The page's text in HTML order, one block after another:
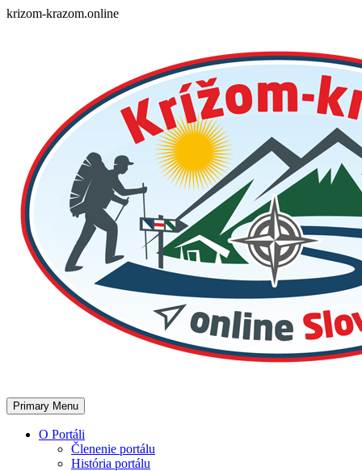
Skip
krizom-krazom.online
Primary Menu
O Portáli
Členenie portálu
História portálu